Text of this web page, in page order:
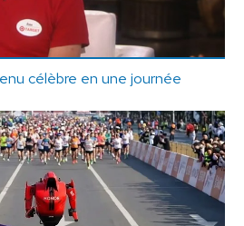
célèbre en une journée